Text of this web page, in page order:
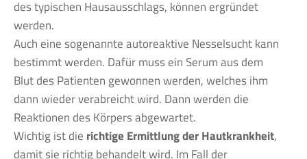
des typischen Hausausschlags, können ergründet
werden.
Auch eine sogenannte autoreaktive Nesselsucht kann
bestimmt werden. Dafür muss ein Serum aus dem
Blut des Patienten gewonnen werden, welches ihm
dann wieder verabreicht wird. Dann werden die
Reaktionen des Körpers abgewartet.
Wichtig ist die richtige Ermittlung der Hautkrankheit,
damit sie richtig behandelt wird. Im Fall der